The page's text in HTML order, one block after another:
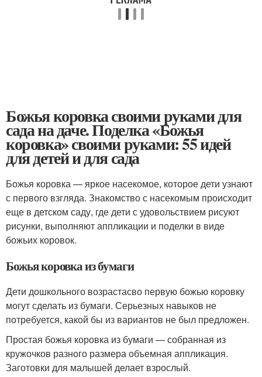
Божья коровка своими руками для
сада на даче. Поделка «Божья
коровка» своими руками: 55 идей
для детей и для сада
Божья коровка — яркое насекомое, которое дети узнают
с первого взгляда. Знакомство с насекомым происходит
еще в детском саду, где дети с удовольствием рисуют
рисунки, выполняют аппликации и поделки в виде
божьих коровок.
Божья коровка из бумаги
Дети дошкольного возрастасво первую божью коровку
могут сделать из бумаги. Серьезных навыков не
потребуется, какой бы из вариантов не был предложен.
Простая божья коровка из бумаги — собранная из
кружочков разного размера объемная аппликация.
Заготовки для малышей делает взрослый.